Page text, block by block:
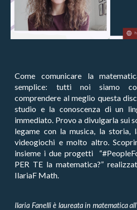
Come comunicare la
semplice: tutti noi siamo
comprendere al meglio questa
studio e la conoscenza di un
immediato. Provo a divulgarla sui
legame con la musica, la storia,
videogiochi e molto altro.
insieme i due progetti
PER TE la matematica?”
IlariaF Math.
Ilaria Fanelli è laureata in matematica